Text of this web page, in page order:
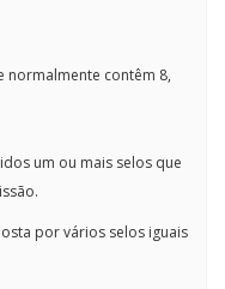
normalmente contêm 8,
um ou mais selos que
por vários selos iguais